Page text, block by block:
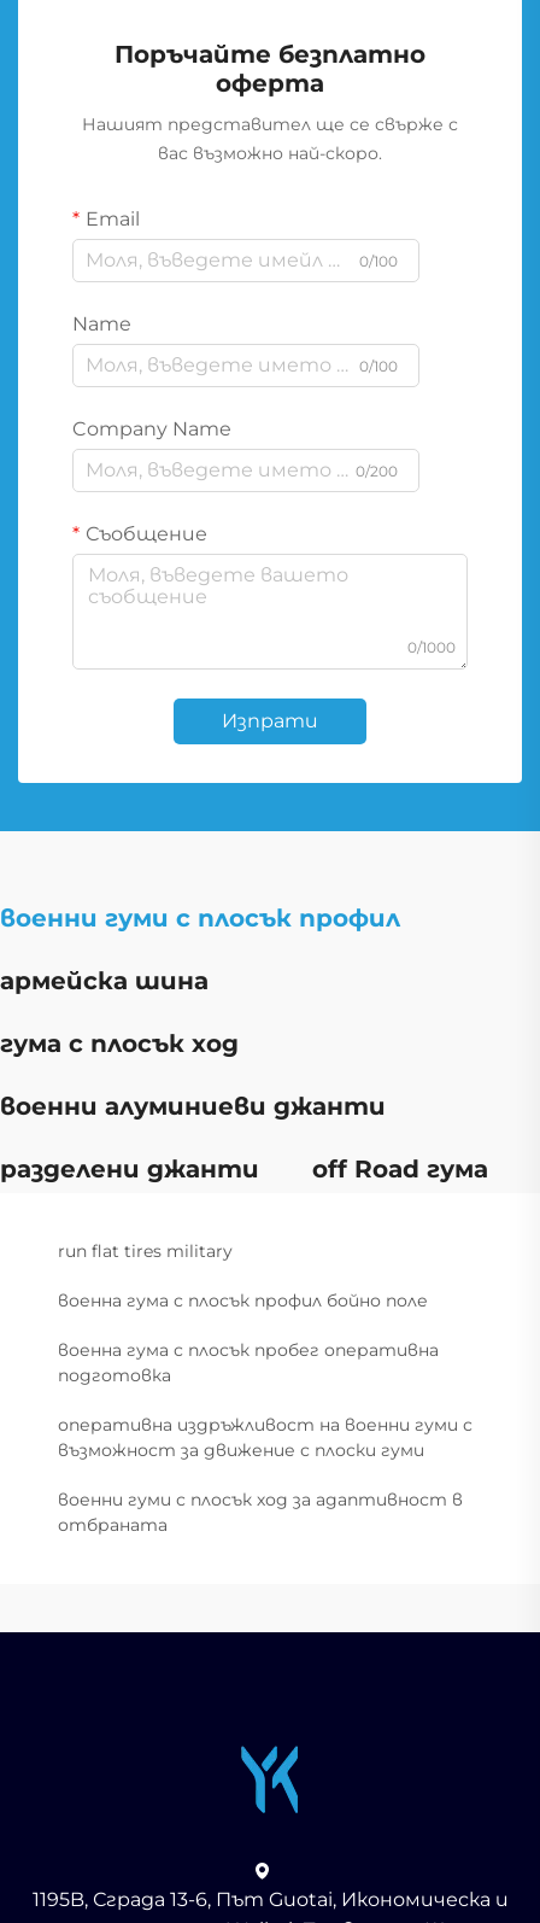
Поръчайте безплатно
оферта
Нашият представител ще се свърже с
вас възможно най-скоро.
Email
0/100
Name
0/100
Company Name
0/200
Съобщение
0/1000
Изпрати
военни гуми с плосък профил
армейска шина
гума с плосък ход
военни алуминиеви джанти
разделени джанти off Road гума
run flat tires military
военна гума с плосък профил бойно поле
военна гума с плосък пробег оперативна
подготовка
оперативна издръжливост на военни гуми с
възможност за движение с плоски гуми
военни гуми с плосък ход за адаптивност в
отбраната
1195B, Сграда 13-6, Път Guotai, Икономическа и